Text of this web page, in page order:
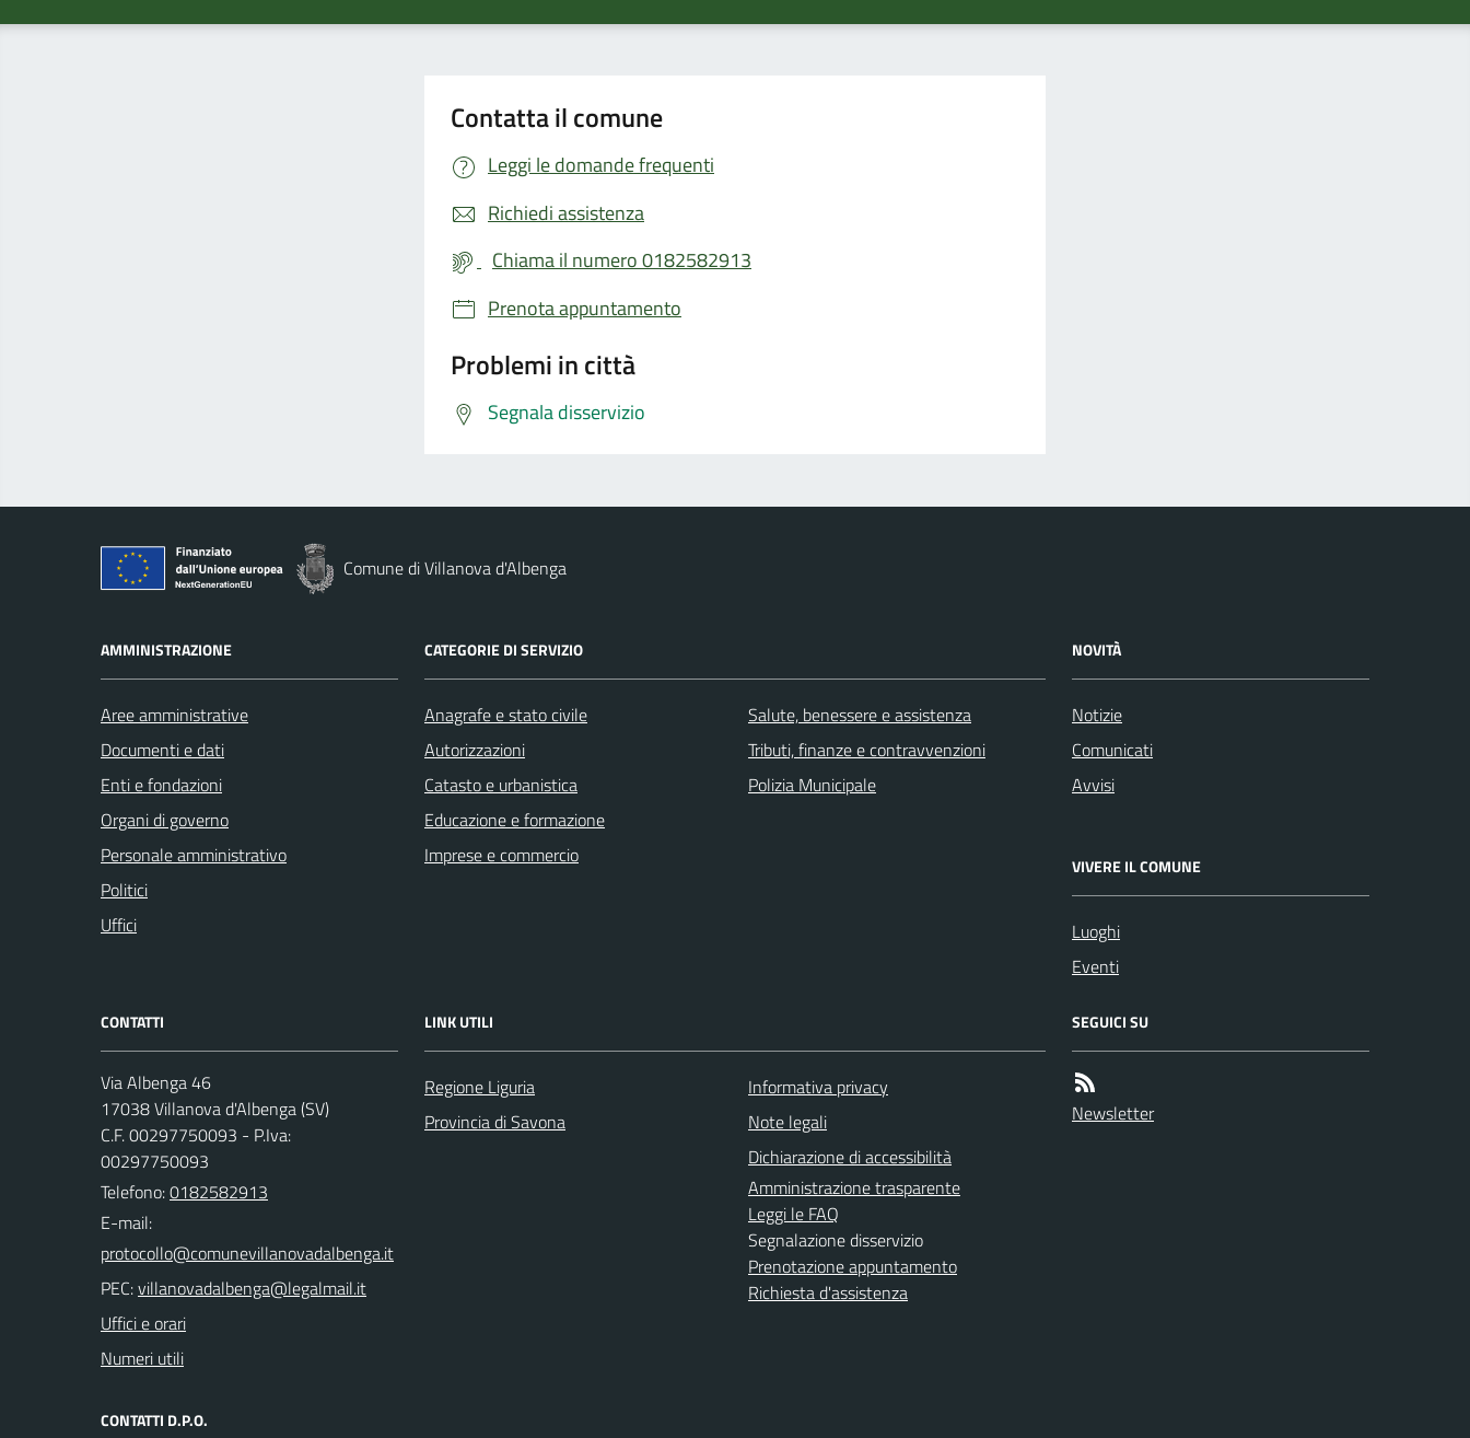
Contatta il comune
Leggi le domande frequenti
Richiedi assistenza
Chiama il numero 0182582913
Prenota appuntamento
Problemi in città
Segnala disservizio
Comune di Villanova d'Albenga
AMMINISTRAZIONE
Aree amministrative
Documenti e dati
Enti e fondazioni
Organi di governo
Personale amministrativo
Politici
Uffici
CATEGORIE DI SERVIZIO
Anagrafe e stato civile
Autorizzazioni
Catasto e urbanistica
Educazione e formazione
Imprese e commercio
Salute, benessere e assistenza
Tributi, finanze e contravvenzioni
Polizia Municipale
NOVITÀ
Notizie
Comunicati
Avvisi
VIVERE IL COMUNE
Luoghi
Eventi
CONTATTI
Via Albenga 46
17038 Villanova d'Albenga (SV)
C.F. 00297750093 - P.Iva:
00297750093
Telefono:0182582913
E-mail:
PEC:
Uffici e orari
Numeri utili
CONTATTI D.P.O.
LINK UTILI
Regione Liguria
Provincia di Savona
Informativa privacy
Note legali
Dichiarazione di accessibilità
Amministrazione trasparente
Leggi le FAQ
Segnalazione disservizio
Prenotazione appuntamento
Richiesta d'assistenza
SEGUICI SU
Newsletter